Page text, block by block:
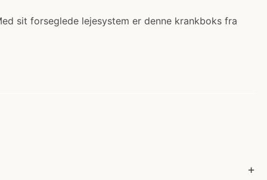
sit forseglede lejesystem er denne krankboks fra